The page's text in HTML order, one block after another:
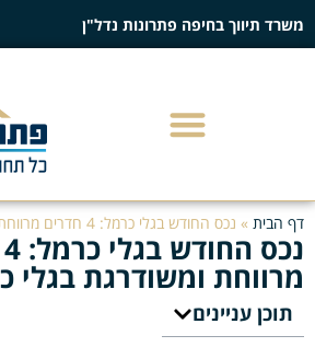
משרד תיווך בחיפה פתרונות נדל"ן
דף הבית » נכס החודש בגלי כרמל: 4 חדרים מרווחת ומשודרגת בגלי כרמל
מרווחת ומשודרגת בגלי
תוכן עניינים